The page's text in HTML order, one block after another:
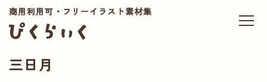
商用利用可・フリーイラスト素材集
三日月